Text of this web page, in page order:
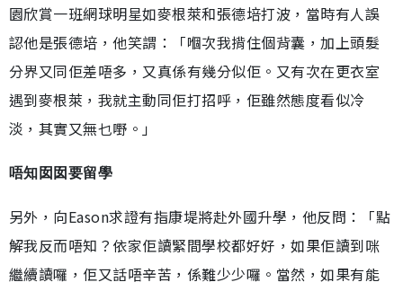
園欣賞一班網球明星如麥根萊和張德培打波，當時有人誤
認他是張德培，他笑謂：「嗰次我揹住個背囊，加上頭髮
分界又同佢差唔多，又真係有幾分似佢。又有次在更衣室
遇到麥根萊，我就主動同佢打招呼，佢雖然態度看似冷
淡，其實又無乜嘢。」
唔知囡囡要留學
另外，向Eason求證有指康堤將赴外國升學，他反問：「點
解我反而唔知？依家佢讀緊間學校都好好，如果佢讀到咪
繼續讀囉，佢又話唔辛苦，係難少少囉。當然，如果有能